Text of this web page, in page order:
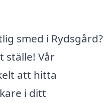
smed i Rydsgård?
ställe! Vår
att hitta
i ditt